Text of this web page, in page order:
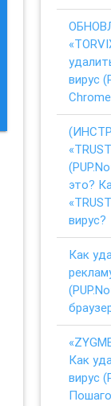
вирус
Chrome
это?
вирус?
Как
Как
вирус